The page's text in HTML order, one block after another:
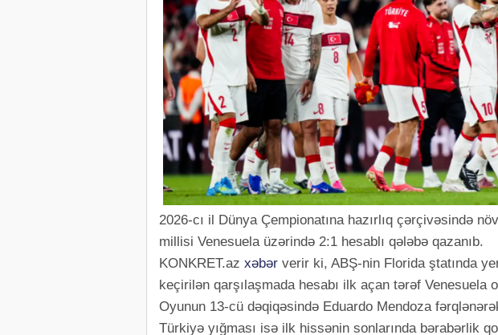
2026-cı il Dünya Çempionatına hazırlıq çərçivəsində
millisi Venesuela üzərində 2:1 hesablı qələbə qazanıb.
KONKRET.az xəbər verir ki, ABŞ-nin Florida ştatında
keçirilən qarşılaşmada hesabı ilk açan tərəf Venesuela
Oyunun 13-cü dəqiqəsində Eduardo Mendoza
Türkiyə yığması isə ilk hissənin sonlarında bərabərlik